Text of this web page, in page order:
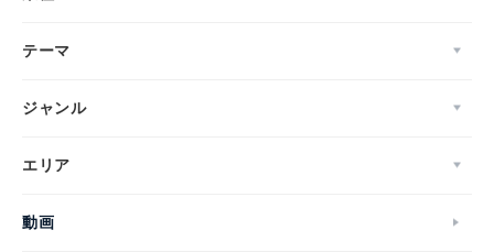
テーマ
ジャンル
エリア
動画